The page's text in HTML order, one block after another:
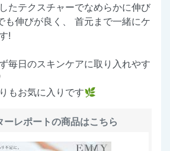
たテクスチャーでなめらかに伸び
も伸びが良く、 首元まで一緒にケ
!
毎日のスキンケアに取り入れやす
もお気に入りです🌿
ーレポートの商品はこちら